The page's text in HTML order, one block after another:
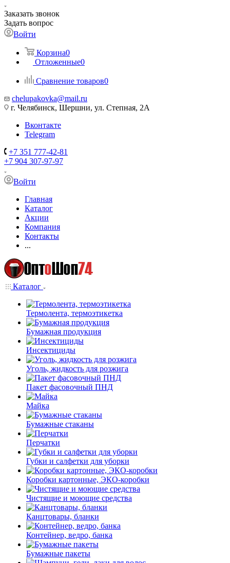
Заказать звонок
Задать вопрос
Войти
Корзина0
Отложенные0
Сравнение товаров0
chelupakovka@mail.ru
г. Челябинск, Шершни, ул. Степная, 2А
Вконтакте
Telegram
+7 351 777-42-81
+7 904 307-97-97
Войти
Главная
Каталог
Акции
Компания
Контакты
...
Каталог
Термолента, термоэтикетка
Бумажная продукция
Инсектициды
Уголь, жидкость для розжига
Пакет фасовочный ПНД
Майка
Бумажные стаканы
Перчатки
Губки и салфетки для уборки
Коробки картонные, ЭКО-коробки
Чистящие и моющие средства
Канцтовары, бланки
Контейнер, ведро, банка
Бумажные пакеты